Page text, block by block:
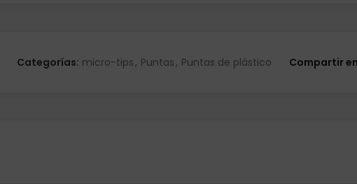
Categorías: micro-tips, Puntas, Puntas de plástico Compartir